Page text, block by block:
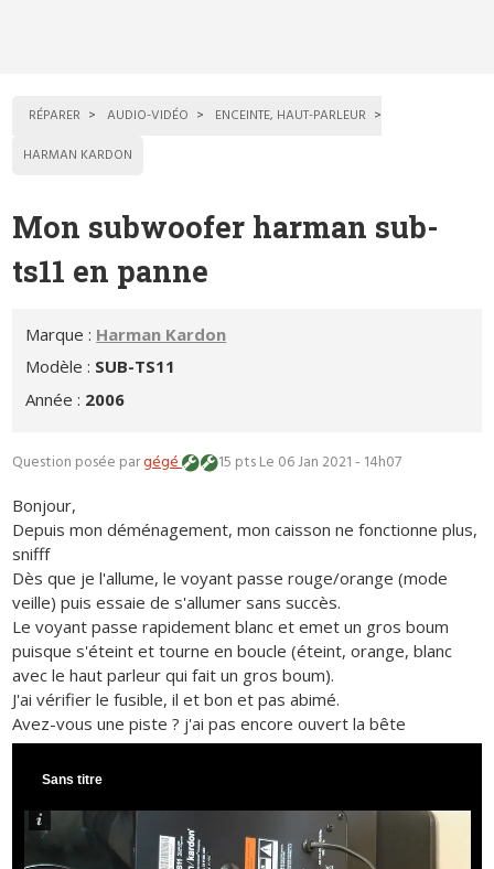
RÉPARER AUDIO-VIDÉO
ENCEINTE, HAUT-PARLEUR
HARMAN KARDON
Mon subwoofer harman sub-
ts11 en panne
Marque : Harman Kardon
Modèle : SUB-TS11
Année : 2006
Question posée pargégé 15 ptsLe 06 Jan 2021 - 14h07
Bonjour,
Depuis mon déménagement, mon caisson ne fonctionne plus,
snifff
Dès que je l'allume, le voyant passe rouge/orange (mode
veille) puis essaie de s'allumer sans succès.
Le voyant passe rapidement blanc et emet un gros boum
puisque s'éteint et tourne en boucle (éteint, orange, blanc
avec le haut parleur qui fait un gros boum).
J'ai vérifier le fusible, il et bon et pas abimé.
Avez-vous une piste ? j'ai pas encore ouvert la bête
Sans titre